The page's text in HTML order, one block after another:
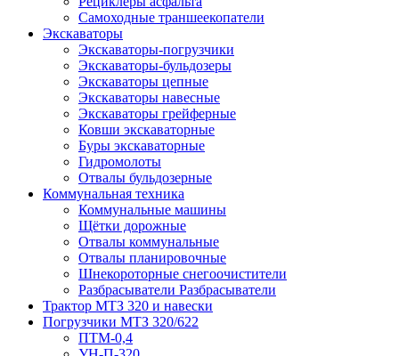
Самоходные траншеекопатели
Экскаваторы
Экскаваторы-погрузчики
Экскаваторы-бульдозеры
Экскаваторы цепные
Экскаваторы навесные
Экскаваторы грейферные
Ковши экскаваторные
Буры экскаваторные
Гидромолоты
Отвалы бульдозерные
Коммунальная техника
Коммунальные машины
Щётки дорожные
Отвалы коммунальные
Отвалы планировочные
Шнекороторные снегоочистители
Разбрасыватели Разбрасыватели
Трактор МТЗ 320 и навески
Погрузчики МТЗ 320/622
ПТМ-0,4